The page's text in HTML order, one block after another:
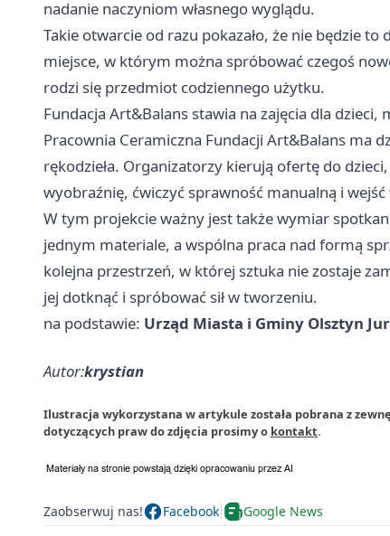
nadanie naczyniom własnego wyglądu.
Takie otwarcie od razu pokazało, że nie będzie
miejsce, w którym można spróbować czegoś
rodzi się przedmiot codziennego użytku.
Fundacja Art&Balans stawia na zajęcia dla dzieci,
Pracownia Ceramiczna Fundacji Art&Balans ma
rękodzieła. Organizatorzy kierują ofertę do
wyobraźnię, ćwiczyć sprawność manualną i
W tym projekcie ważny jest także wymiar
jednym materiale, a wspólna praca nad formą
kolejna przestrzeń, w której sztuka nie zostaje
jej dotknąć i spróbować sił w tworzeniu.
na podstawie: Urząd Miasta i Gminy Olsztyn
Autor:krystian
Ilustracja wykorzystana w artykule została pobrana z
dotyczących praw do zdjęcia prosimy o kontakt.
Zaobserwuj nas! Facebook Google News